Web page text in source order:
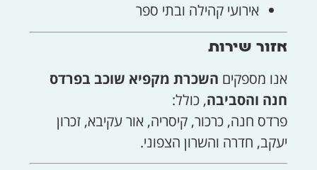
אירועי קהילה ובתי ספר
אזור שירות
אנו מספקים השכרת מקפיא שוכב בפרדס
חנה והסביבה, כולל:
פרדס חנה, כרכור, קיסריה, אור עקיבא, זכרון
יעקב, חדרה והשרון הצפוני.